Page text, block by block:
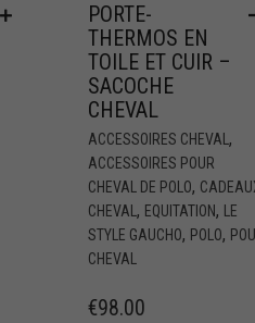
PORTE-
THERMOS EN
TOILE ET CUIR –
SACOCHE
CHEVAL
ACCESSOIRES CHEVAL ,
ACCESSOIRES POUR
CHEVAL DE POLO,
CHEVAL , EQUITATION,
LE
STYLE GAUCHO, POLO,
CHEVAL
€98.00